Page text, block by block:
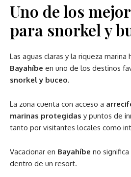
Uno de los
para snorkel y
Las aguas claras y la riqueza marina
Bayahíbe en uno de los destinos
snorkel y buceo.
La zona cuenta con acceso a
marinas protegidas y puntos de
tanto por visitantes locales como
Vacacionar en Bayahíbe no
dentro de un resort.